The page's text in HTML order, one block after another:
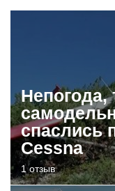
Непогода,
спаслись
Cessna
1 отзыв